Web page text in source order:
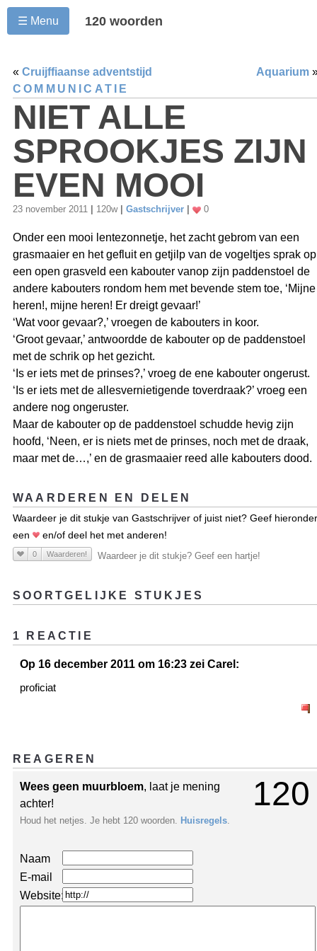
☰ Menu 120 woorden
« Cruijffiaanse adventstijd Aquarium
COMMUNICATIE
NIET ALLE
SPROOKJES ZIJN
EVEN MOOI
23 november 2011 120w Gastschrijver 0
Onder een mooi lentezonnetje, het zacht gebrom van een
grasmaaier en het gefluit en getjilp van de vogeltjes sprak op
een open grasveld een kabouter vanop zijn paddenstoel de
andere kabouters rondom hem met bevende stem toe, ‘Mijne
heren!, mijne heren! Er dreigt gevaar!’
‘Wat voor gevaar?,’ vroegen de kabouters in koor.
‘Groot gevaar,’ antwoordde de kabouter op de paddenstoel
met de schrik op het gezicht.
‘Is er iets met de prinses?,’ vroeg de ene kabouter ongerust.
‘Is er iets met de allesvernietigende toverdraak?’ vroeg een
andere nog ongeruster.
Maar de kabouter op de paddenstoel schudde hevig zijn
hoofd, ‘Neen, er is niets met de prinses, noch met de draak,
maar met de…,’ en de grasmaaier reed alle kabouters dood.
WAARDEREN EN DELEN
Waardeer je dit stukje van Gastschrijver of juist niet? Geef hieronder
een
en/of deel het met anderen!
0 Waarderen! Waardeer je dit stukje? Geef een hartje!
SOORTGELIJKE STUKJES
1 REACTIE
Op 16 december 2011 om 16:23 zei Carel:
proficiat
REAGEREN
120
Wees geen muurbloem, laat je mening
achter!
Houd het netjes. Je hebt 120 woorden. Huisregels
Naam
E-mail
Website: